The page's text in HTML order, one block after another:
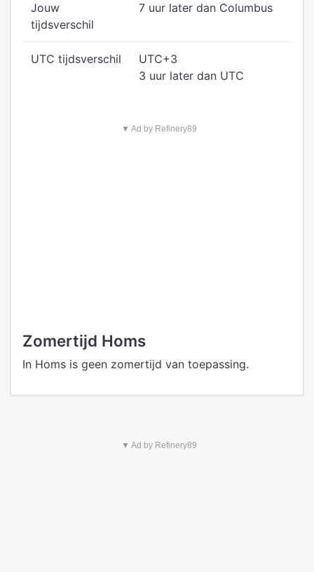
Jouw
tijdsverschil
7 uur later dan Columbus
UTC tijdsverschil
UTC+3
3 uur later dan UTC
▼ Ad by Refinery89
Zomertijd Homs
In Homs is geen zomertijd van toepassing.
▼ Ad by Refinery89